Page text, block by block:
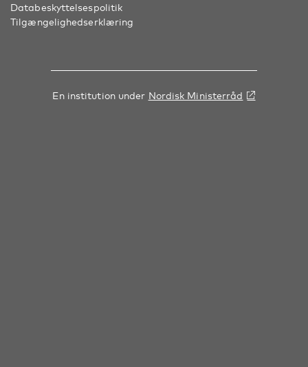
Databeskyttelsespolitik
Tilgængelighedserklæring
En institution under Nordisk Ministerråd